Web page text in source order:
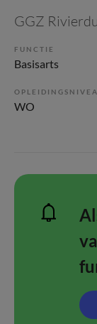
GGZ
FUNCTIE
Basisarts
WO